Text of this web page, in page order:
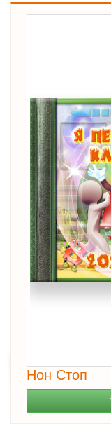
Нон Стоп